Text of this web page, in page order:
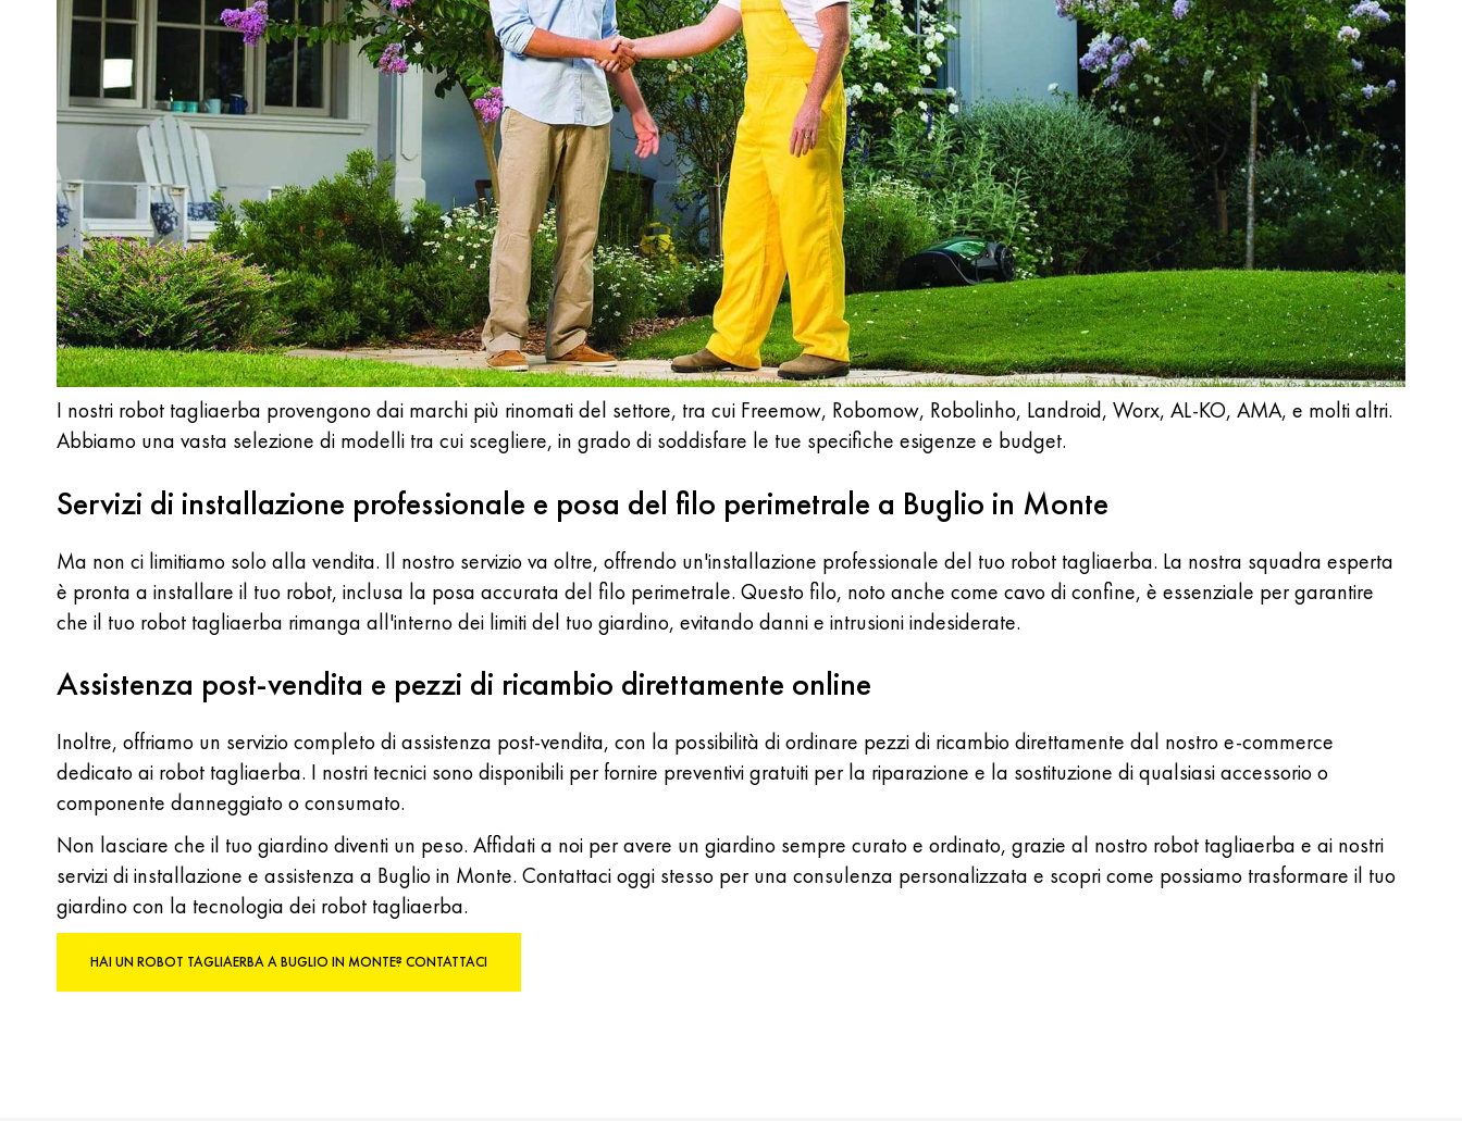
I nostri robot tagliaerba provengono dai marchi più rinomati del settore, tra cui Freemow, Robomow, Robolinho, Landroid, Worx, AL-KO, AMA, e molti altri.
Abbiamo una vasta selezione di modelli tra cui scegliere, in grado di soddisfare le tue specifiche esigenze e budget.
Servizi di installazione professionale e posa del filo perimetrale a Buglio in Monte
Ma non ci limitiamo solo alla vendita. Il nostro servizio va oltre, offrendo un'installazione professionale del tuo robot tagliaerba. La nostra squadra esperta
è pronta a installare il tuo robot, inclusa la posa accurata del filo perimetrale. Questo filo, noto anche come cavo di confine, è essenziale per garantire
che il tuo robot tagliaerba rimanga all'interno dei limiti del tuo giardino, evitando danni e intrusioni indesiderate.
Assistenza post-vendita e pezzi di ricambio direttamente online
Inoltre, offriamo un servizio completo di assistenza post-vendita, con la possibilità di ordinare pezzi di ricambio direttamente dal nostro e-commerce
dedicato ai robot tagliaerba. I nostri tecnici sono disponibili per fornire preventivi gratuiti per la riparazione e la sostituzione di qualsiasi accessorio o
componente danneggiato o consumato.
Non lasciare che il tuo giardino diventi un peso. Affidati a noi per avere un giardino sempre curato e ordinato, grazie al nostro robot tagliaerba e ai nostri
servizi di installazione e assistenza a Buglio in Monte. Contattaci oggi stesso per una consulenza personalizzata e scopri come possiamo trasformare il tuo
giardino con la tecnologia dei robot tagliaerba.
HAI UN ROBOT TAGLIAERBA A BUGLIO IN MONTE? CONTATTACI